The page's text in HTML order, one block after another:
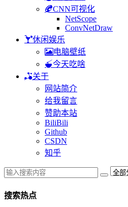
CNN可视化
NetScope
ConvNetDraw
休闲娱乐
电脑壁纸
今天吃啥
关于
网站简介
给我留言
赞助本站
BiliBili
Github
CSDN
知乎
搜索热点